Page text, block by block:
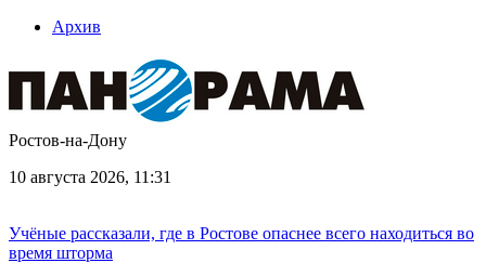
Архив
Ростов-на-Дону
10 августа 2026, 11:31
Учёные рассказали, где в Ростове опаснее всего находиться во
время шторма